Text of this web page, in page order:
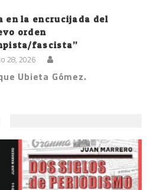
en la encrucijada del
orden
fascista”
28, 2026
Ubieta Gómez.